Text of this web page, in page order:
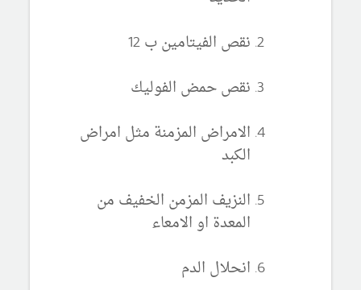
نقص الفيتامين ب 12
نقص حمض الفوليك
الامراض المزمنة مثل امراض
الكبد
النزيف المزمن الخفيف من
المعدة او الامعاء
انحلال الدم